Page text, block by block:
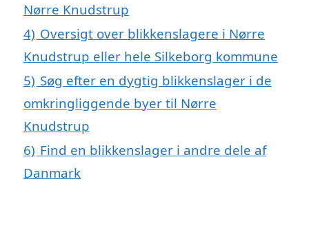
Nørre Knudstrup
4) Oversigt over blikkenslagere i Nørre
Knudstrup eller hele Silkeborg kommune
5) Søg efter en dygtig blikkenslager i de
omkringliggende byer til Nørre
Knudstrup
6) Find en blikkenslager i andre dele af
Danmark